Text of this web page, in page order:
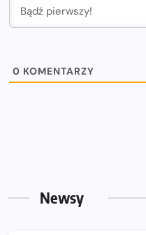
0 KOMENTARZY
Newsy